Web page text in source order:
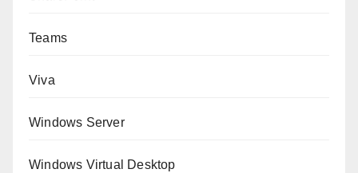
Teams
Viva
Windows Server
Windows Virtual Desktop